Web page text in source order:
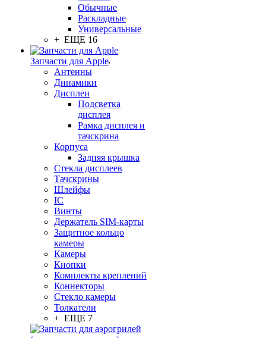
Обычные
Раскладные
Универсальные
+ ЕЩЕ 16
Запчасти для Apple
Антенны
Динамики
Дисплеи
Подсветка
дисплея
Рамка дисплея и
тачскрина
Корпуса
Задняя крышка
Стекла дисплеев
Тачскрины
Шлейфы
IC
Винты
Держатель SIM-карты
Защитное кольцо
камеры
Камеры
Кнопки
Комплекты креплений
Коннекторы
Стекло камеры
Толкатели
+ ЕЩЕ 7